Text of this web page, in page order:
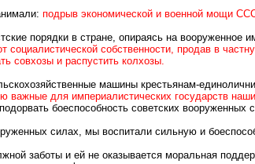
подрыв экономической и военной мощи
порядки в стране, опираясь на
социалистической собственности, продав в
совхозы и распустить колхозы.
машины крестьянам-
важные для империалистических государств
боеспособность советских вооруженных
силах, мы воспитали сильную и
заботы и ей не оказывается моральная